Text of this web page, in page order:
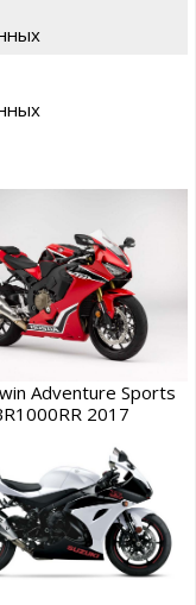
Adventure Sports
2017